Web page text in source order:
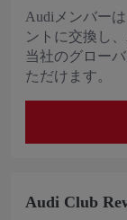
Audiメンバー
ントに交換し、
当社のグロー
ただけます。
Audi Club